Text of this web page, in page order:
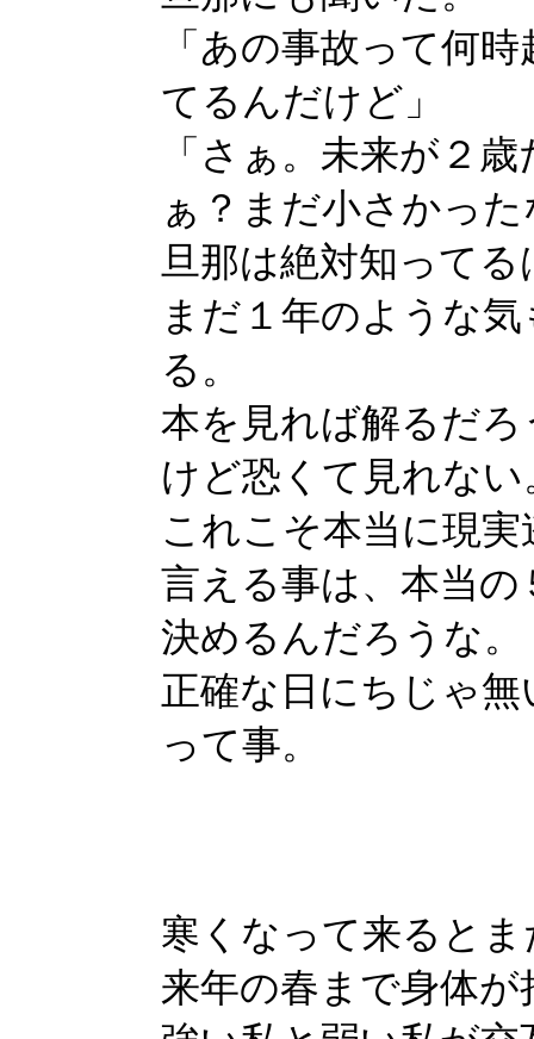
「あの事故って何
てるんだけど」
「さぁ。未来が２
ぁ？まだ小さかっ
旦那は絶対知って
まだ１年のような
る。
本を見れば解るだ
けど恐くて見れない
これこそ本当に現
言える事は、本当
決めるんだろうな。
正確な日にちじゃ
って事。
寒くなって来ると
来年の春まで身体